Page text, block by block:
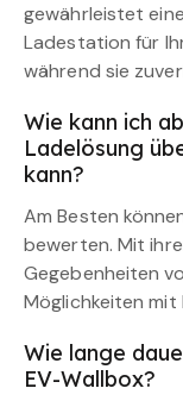
gewährleistet
Ladestation für
während sie
Wie kann ich
Ladelösung
kann?
Am Besten
bewerten. Mit
Gegebenheiten
Möglichkeiten mit
Wie lange
EV-Wallbox?